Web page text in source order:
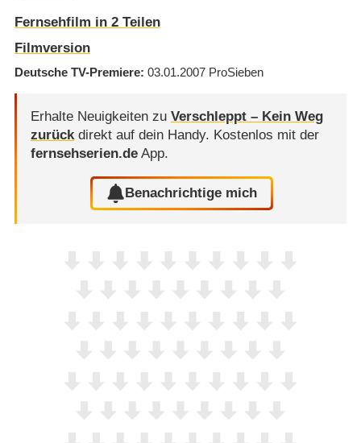
Fernsehfilm in 2 Teilen
Filmversion
Deutsche TV-Premiere 03.01.2007 ProSieben
Erhalte Neuigkeiten zu Verschleppt – Kein Weg
zurückdirekt auf dein Handy. Kostenlos mit der
fernsehserien.deApp.
Benachrichtige mich